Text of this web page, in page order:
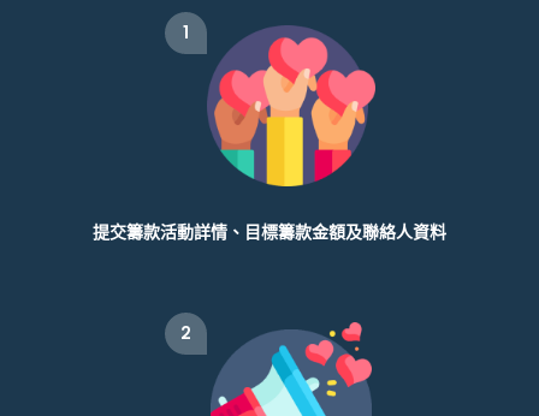
1
提交籌款活動詳情、目標籌款金額及聯絡人資料
2